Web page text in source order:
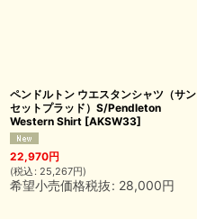
ペンドルトン ウエスタンシャツ（サン
セットプラッド）S/Pendleton
Western Shirt [AKSW33]
22,970円
(税込 : 25,267円)
希望小売価格税抜: 28,000円